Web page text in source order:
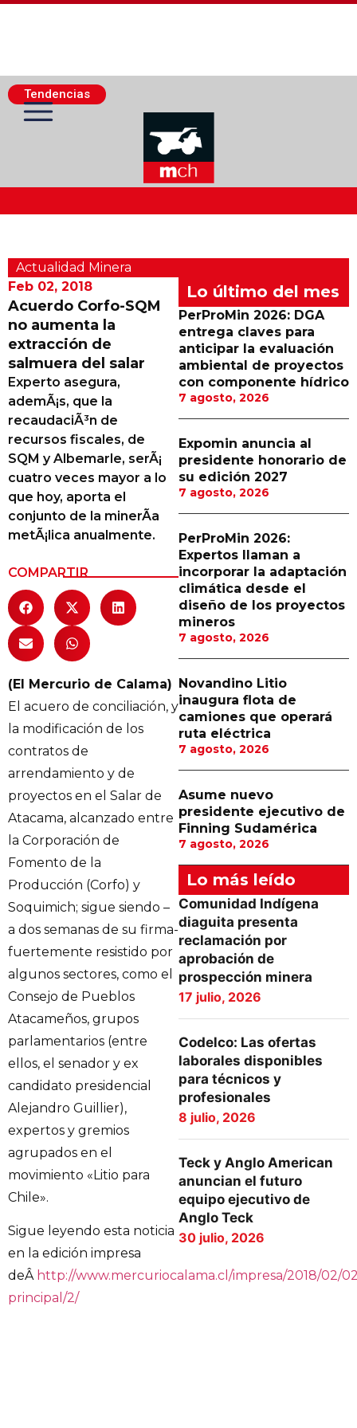
Tendencias
Actualidad Minera
Minería Superficie
Minerí­a Subterránea
Proveedores
Canal Digital
Columnas de Opinión
Designaciones
Calendario de Eventos
Revistas Digital
Siguenos
Actualidad Minera
Feb 02, 2018
Acuerdo Corfo-SQM
no aumenta la
extracción de
salmuera del salar
Experto asegura,
ademÃ¡s, que la
recaudaciÃ³n de
recursos fiscales, de
SQM y Albemarle, serÃ¡
cuatro veces mayor a lo
que hoy, aporta el
conjunto de la minerÃ­a
metÃ¡lica anualmente.
COMPARTIR
(El Mercurio de Calama)
El acuero de conciliación, y
la modificación de los
contratos de
arrendamiento y de
proyectos en el Salar de
Atacama, alcanzado entre
la Corporación de
Fomento de la
Producción (Corfo) y
Soquimich; sigue siendo –
a dos semanas de su firma-
fuertemente resistido por
algunos sectores, como el
Consejo de Pueblos
Atacameños, grupos
parlamentarios (entre
ellos, el senador y ex
candidato presidencial
Alejandro Guillier),
expertos y gremios
agrupados en el
movimiento «Litio para
Chile».
Sigue leyendo esta noticia
en la edición impresa
deÂ http://www.mercuriocalama.cl/impresa/2018/02/
principal/2/
Lo último del mes
PerProMin 2026: DGA
entrega claves para
anticipar la evaluación
ambiental de proyectos
con componente hídrico
7 agosto, 2026
Expomin anuncia al
presidente honorario de
su edición 2027
7 agosto, 2026
PerProMin 2026:
Expertos llaman a
incorporar la adaptación
climática desde el
diseño de los proyectos
mineros
7 agosto, 2026
Novandino Litio
inaugura flota de
camiones que operará
ruta eléctrica
7 agosto, 2026
Asume nuevo
presidente ejecutivo de
Finning Sudamérica
7 agosto, 2026
Lo más leído
Comunidad Indígena
diaguita presenta
reclamación por
aprobación de
prospección minera
17 julio, 2026
Codelco: Las ofertas
laborales disponibles
para técnicos y
profesionales
8 julio, 2026
Teck y Anglo American
anuncian el futuro
equipo ejecutivo de
Anglo Teck
30 julio, 2026